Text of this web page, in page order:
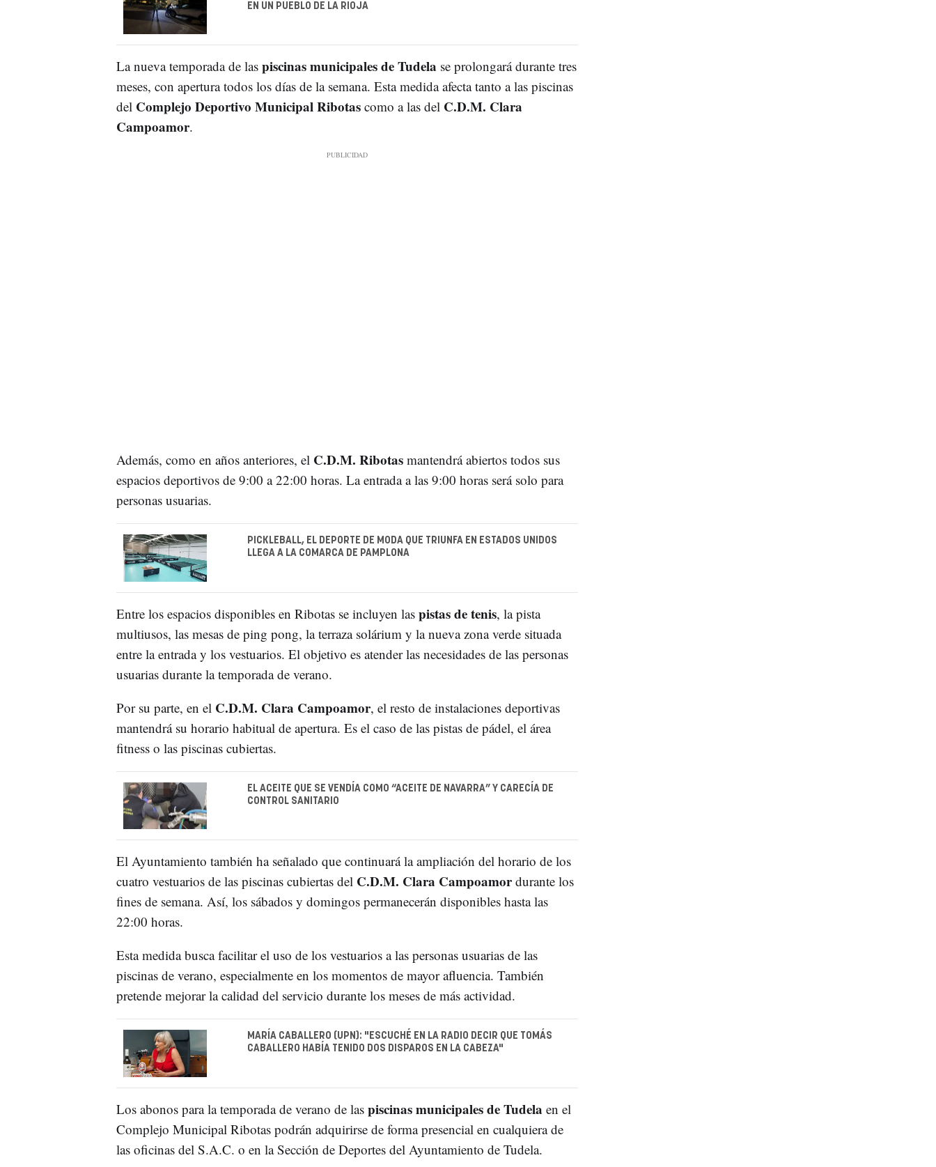
EN UN PUEBLO DE LA RIOJA
La nueva temporada de las piscinas municipales de Tudela se prolongará durante tres
meses, con apertura todos los días de la semana. Esta medida afecta tanto a las piscinas
del Complejo Deportivo Municipal Ribotascomo a las del C.D.M. Clara
Campoamor.
Además, como en años anteriores, el C.D.M. Ribotasmantendrá abiertos todos sus
espacios deportivos de 9:00 a 22:00 horas. La entrada a las 9:00 horas será solo para
personas usuarias.
PICKLEBALL, EL DEPORTE DE MODA QUE TRIUNFA EN ESTADOS UNIDOS
LLEGA A LA COMARCA DE PAMPLONA
Entre los espacios disponibles en Ribotas se incluyen las pistas de tenis, la pista
multiusos, las mesas de ping pong, la terraza solárium y la nueva zona verde situada
entre la entrada y los vestuarios. El objetivo es atender las necesidades de las personas
usuarias durante la temporada de verano.
Por su parte, en el C.D.M. Clara Campoamor, el resto de instalaciones deportivas
mantendrá su horario habitual de apertura. Es el caso de las pistas de pádel, el área
fitness o las piscinas cubiertas.
EL ACEITE QUE SE VENDÍA COMO “ACEITE DE NAVARRA” Y CARECÍA DE
CONTROL SANITARIO
El Ayuntamiento también ha señalado que continuará la ampliación del horario de los
cuatro vestuarios de las piscinas cubiertas del C.D.M. Clara Campoamordurante los
fines de semana. Así, los sábados y domingos permanecerán disponibles hasta las
22:00 horas.
Esta medida busca facilitar el uso de los vestuarios a las personas usuarias de las
piscinas de verano, especialmente en los momentos de mayor afluencia. También
pretende mejorar la calidad del servicio durante los meses de más actividad.
MARÍA CABALLERO (UPN): "ESCUCHÉ EN LA RADIO DECIR QUE TOMÁS
CABALLERO HABÍA TENIDO DOS DISPAROS EN LA CABEZA"
Los abonos para la temporada de verano de las piscinas municipales de Tudela en el
Complejo Municipal Ribotas podrán adquirirse de forma presencial en cualquiera de
las oficinas del S.A.C. o en la Sección de Deportes del Ayuntamiento de Tudela.